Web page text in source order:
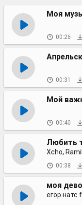
Моя
00:26
00:31
Мой
00:40
Любить
Xcho,
00:38
моя
егор натс